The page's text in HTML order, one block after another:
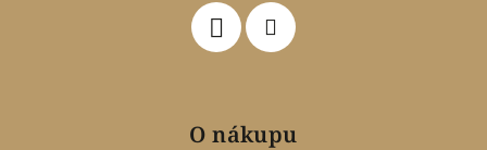
O nákupu